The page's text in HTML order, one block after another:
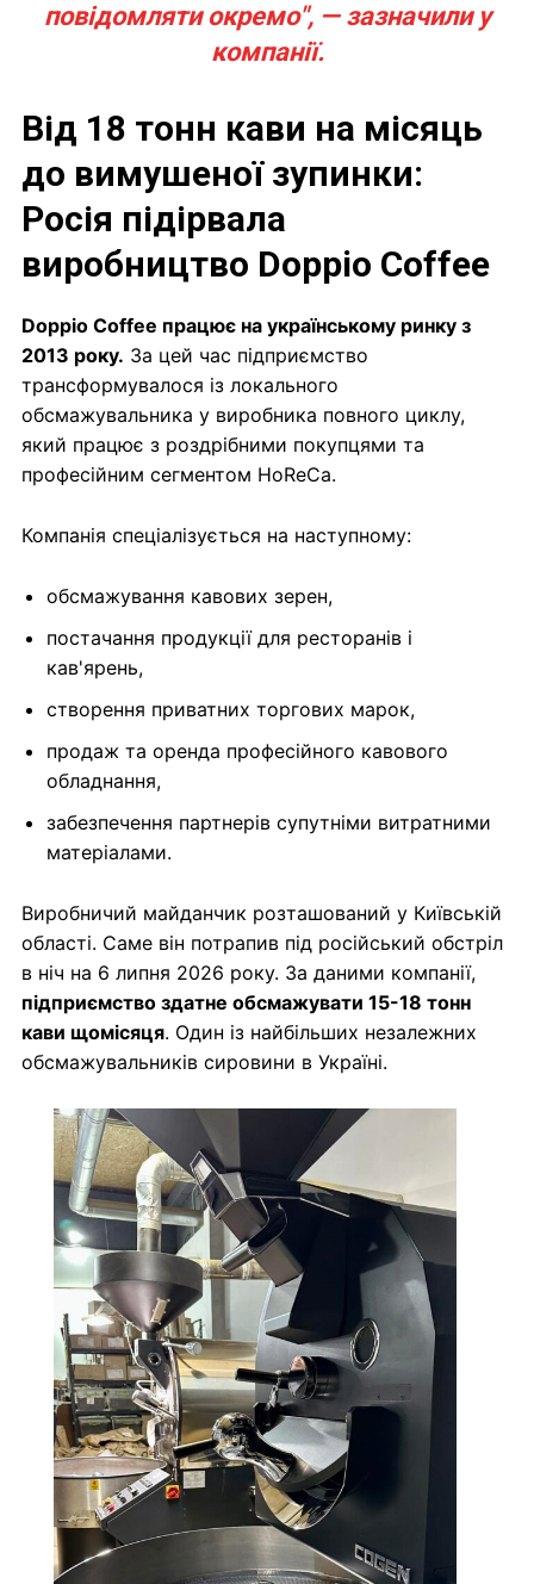
повідомляти окремо", — зазначили у
компанії.
Від 18 тонн кави на місяць
до вимушеної зупинки:
Росія підірвала
виробництво Doppio Coffee
Doppio Coffee працює на українському ринку з
2013 року. За цей час підприємство
трансформувалося із локального
обсмажувальника у виробника повного циклу,
який працює з роздрібними покупцями та
професійним сегментом HoReCa.
Компанія спеціалізується на наступному:
обсмажування кавових зерен,
постачання продукції для ресторанів і
кав'ярень,
створення приватних торгових марок,
продаж та оренда професійного кавового
обладнання,
забезпечення партнерів супутніми витратними
матеріалами.
Виробничий майданчик розташований у Київській
області. Саме він потрапив під російський обстріл
в ніч на 6 липня 2026 року. За даними компанії,
підприємство здатне обсмажувати 15-18 тонн
кави щомісяця. Один із найбільших незалежних
обсмажувальників сировини в Україні.